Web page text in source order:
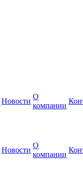
Новости
О
компании
Новости
О
компании